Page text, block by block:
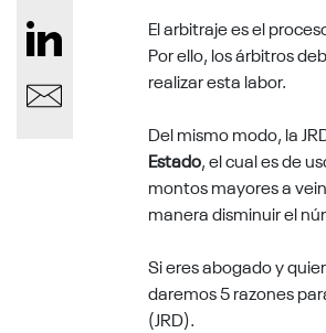
El arbitraje es el
Por ello, los árbitros
realizar esta labor.
Del mismo modo, la
Estado, el cual es de
montos mayores a
manera disminuir el
Si eres abogado y
daremos 5 razones
(JRD).